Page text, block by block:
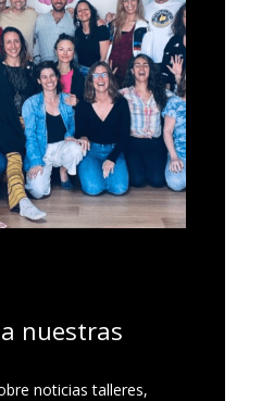
nuestras
noticias talleres,